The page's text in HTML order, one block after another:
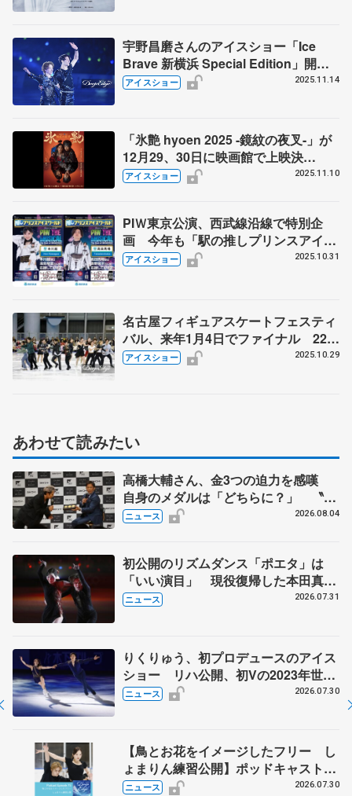
宇野昌磨さんのアイスショー「Ice
Brave 新横浜 Special Edition」開催
が決定！ ステファン・ランビエル氏
アイスショー 2025.11.14
「氷艶 hyoen 2025 -鏡紋の夜叉-」が
12月29、30日に映画館で上映決
定！ 高橋大輔さんとNEWS増田貴久
アイスショー 2025.11.10
PIＷ東京公演、西武線沿線で特別企
画 今年も「駅の推しプリンスアイス
ワールド」 町田樹さんの大人スケー
アイスショー 2025.10.31
名古屋フィギュアスケートフェスティ
バル、来年1月4日でファイナル 22年
間の歴史に区切り
アイスショー 2025.10.29
あわせて読みたい
高橋大輔さん、金3つの迫力を感嘆
自身のメダルは「どちらに？」 〝リ
ス兄弟〟オリンピック3連覇の野村忠
ニュース 2026.08.04
初公開のリズムダンス「ポエタ」は
「いい演目」 現役復帰した本田真
凜、宇野昌磨組がアイスショー
ニュース 2026.07.31
りくりゅう、初プロデュースのアイス
ショー リハ公開、初Vの2023年世界
選手権のSP披露 ハゼボロ、チョク
ニュース 2026.07.30
【鳥とお花をイメージしたフリー し
ょまりん練習公開】ポッドキャスト
#75を配信
ニュース 2026.07.30